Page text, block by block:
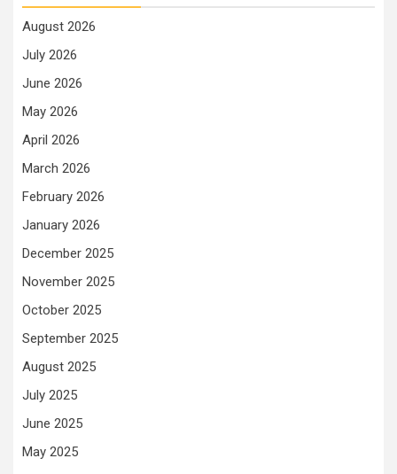
August 2026
July 2026
June 2026
May 2026
April 2026
March 2026
February 2026
January 2026
December 2025
November 2025
October 2025
September 2025
August 2025
July 2025
June 2025
May 2025